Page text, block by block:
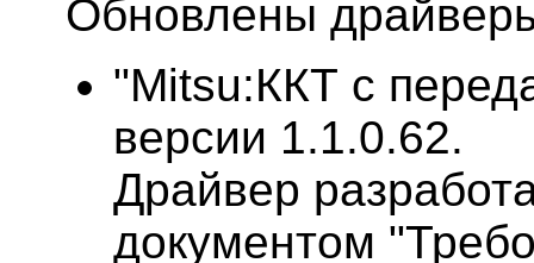
Обновлены
"Mitsu:ККТ с
версии 1.1.0.62.
Драйвер
документом